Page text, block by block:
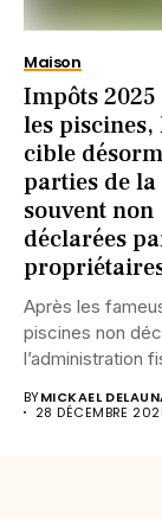
Maison
Impôts
les piscines,
cible
parties de
souvent non
déclarées
Après les
piscines non
l’administration
BYMICKAEL
28 DÉCEMBRE